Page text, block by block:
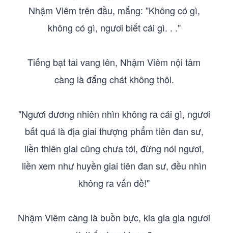
Nhậm Viêm trên đầu, mắng: "Không có gì,
không có gì, ngươi biết cái gì. . ."
Tiếng bạt tai vang lên, Nhậm Viêm nội tâm
càng là đắng chát không thôi.
"Ngươi đương nhiên nhìn không ra cái gì, ngươi
bất quá là địa giai thượng phẩm tiên đan sư,
liền thiên giai cũng chưa tới, đừng nói ngươi,
liền xem như huyền giai tiên đan sư, đều nhìn
không ra vấn đề!"
Nhậm Viêm càng là buồn bực, kia gia gia ngươi